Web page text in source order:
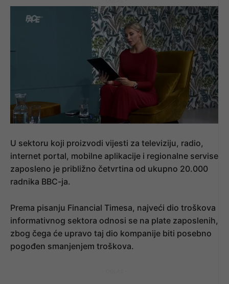
U sektoru koji proizvodi vijesti za televiziju, radio,
internet portal, mobilne aplikacije i regionalne servise
zaposleno je približno četvrtina od ukupno 20.000
radnika BBC-ja.
Prema pisanju Financial Timesa, najveći dio troškova
informativnog sektora odnosi se na plate zaposlenih,
zbog čega će upravo taj dio kompanije biti posebno
pogođen smanjenjem troškova.